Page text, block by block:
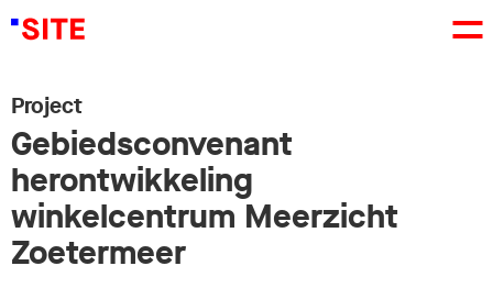
Project
Gebiedsconvenant
herontwikkeling
winkelcentrum Meerzicht
Zoetermeer